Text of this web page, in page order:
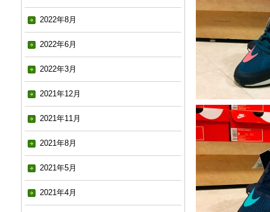
2022年8月
2022年6月
2022年3月
2021年12月
2021年11月
2021年8月
2021年5月
2021年4月